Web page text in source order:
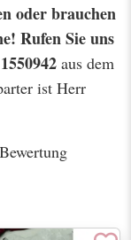
oder brauchen
Rufen Sie uns
aus dem
ist Herr